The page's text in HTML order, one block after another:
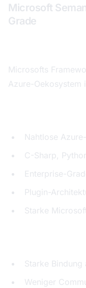
Microsoft
Grade
Microsofts
Azure-Oekosystem
Nahtlose
C-Sharp,
Enterprise-
Plugin-
Starke
Starke
Weniger